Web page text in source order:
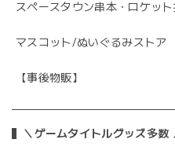
スペースタウン串本・ロケッ
マスコット/ぬいぐるみストア
【事後物販】
＼ゲームタイトルグッズ多数